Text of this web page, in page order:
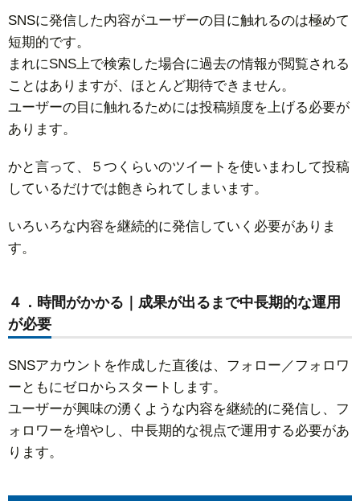
SNSに発信した内容がユーザーの目に触れるのは極めて
短期的です。
まれにSNS上で検索した場合に過去の情報が閲覧される
ことはありますが、ほとんど期待できません。
ユーザーの目に触れるためには投稿頻度を上げる必要が
あります。
かと言って、５つくらいのツイートを使いまわして投稿
しているだけでは飽きられてしまいます。
いろいろな内容を継続的に発信していく必要がありま
す。
４．時間がかかる｜成果が出るまで中長期的な運用
が必要
SNSアカウントを作成した直後は、フォロー／フォロワ
ーともにゼロからスタートします。
ユーザーが興味の湧くような内容を継続的に発信し、フ
ォロワーを増やし、中長期的な視点で運用する必要があ
ります。